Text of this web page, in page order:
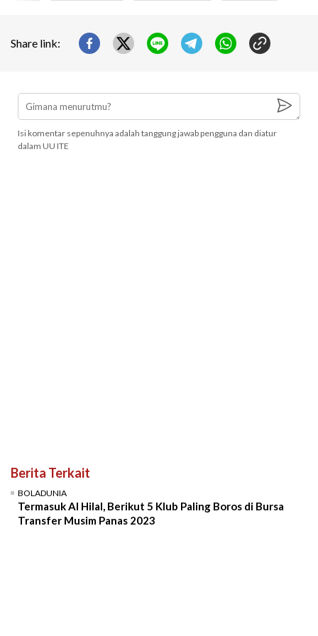
Share link:
Isi komentar sepenuhnya adalah tanggung jawab pengguna dan diatur
dalam UU ITE
Berita Terkait
BOLADUNIA
Termasuk Al Hilal, Berikut 5 Klub Paling Boros di Bursa
Transfer Musim Panas 2023